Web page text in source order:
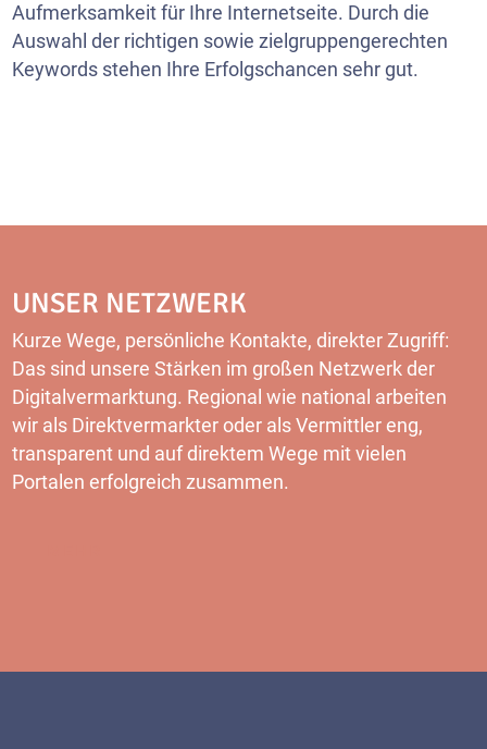
Aufmerksamkeit für Ihre Internetseite. Durch die
Auswahl der richtigen sowie zielgruppengerechten
Keywords stehen Ihre Erfolgschancen sehr gut.
UNSER NETZWERK
Kurze Wege, persönliche Kontakte, direkter Zugriff:
Das sind unsere Stärken im großen Netzwerk der
Digitalvermarktung. Regional wie national arbeiten
wir als Direktvermarkter oder als Vermittler eng,
transparent und auf direktem Wege mit vielen
Portalen erfolgreich zusammen.